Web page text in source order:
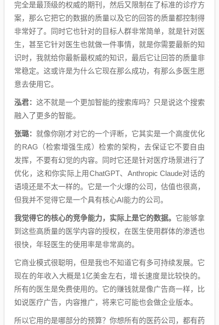
完全是最顶级的权威的期刊，然后又限制在了标准的诊疗方
案，那么它把它的数据的质量以及它的回答的质量都控制得
非常好了。同时它也针对的目标人群非常简单，就是针对医
生，甚至它针对医生也就做一件事情，就是你需要最新的知
识时，我就给你最新最权威的知识，最后它让回答的质量非
常稳定。这或许是为什么它现在那么成功，有那么多医生愿
意去使用它。
泓君： 这不就是一个更加智能的搜索库吗？只是说这个搜索
融入了更多的智能。
张璐： 就像你刚才对它的一个评断，它其实是一个高度优化
的RAG（检索增强生成）检索的架构，去保证它不要自由
发挥，不要有幻觉的内容。同时它还是针对医疗场景进行了
优化，这和你实际上用ChatGPT、Anthropic Claude对话的
语境还是不太一样的。它是一个火爆的公司，估值也很高，
但我并不觉得它是一个具有核心AI能力的公司。
我觉得它的核心的竞争能力，实际上是它的数据。 它能够拿
到这些高质量的医学内容的授权，在医生使用群体的渗透也
很快，年轻医生的使用率是非常高的。
它商业模式很聪明，但是我也不知道它有多可持续发展。它
现在的年收入大概是1亿美金左右，增长速度是比较快的。
所有的医生是免费使用的。它的赚钱就是像广告商一样，比
如说医疗广告，内容推广，将来它可能也会做企业版本。
所以它用的是哪部分的预算？你想所有的医药公司，都有药